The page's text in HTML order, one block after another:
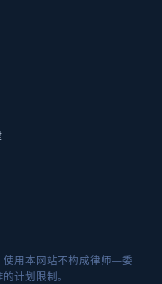
使用本网站不构成律师—委
计划限制。